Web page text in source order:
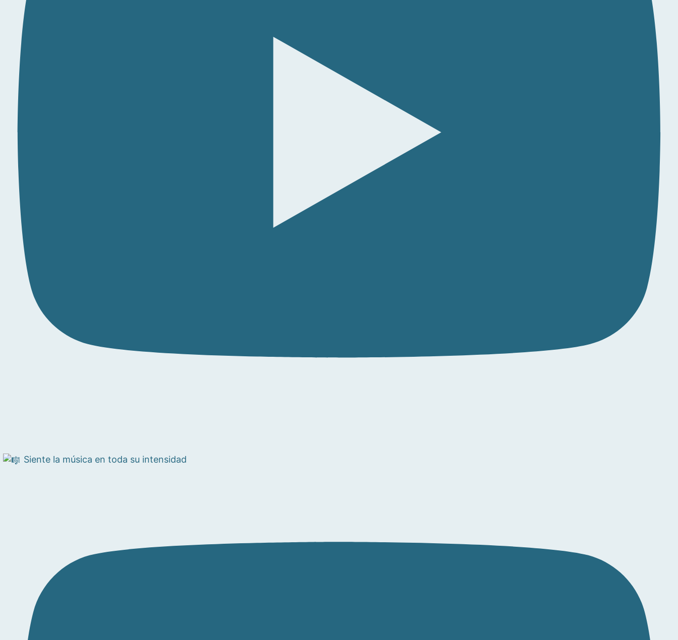
Siente la música en toda su intensidad